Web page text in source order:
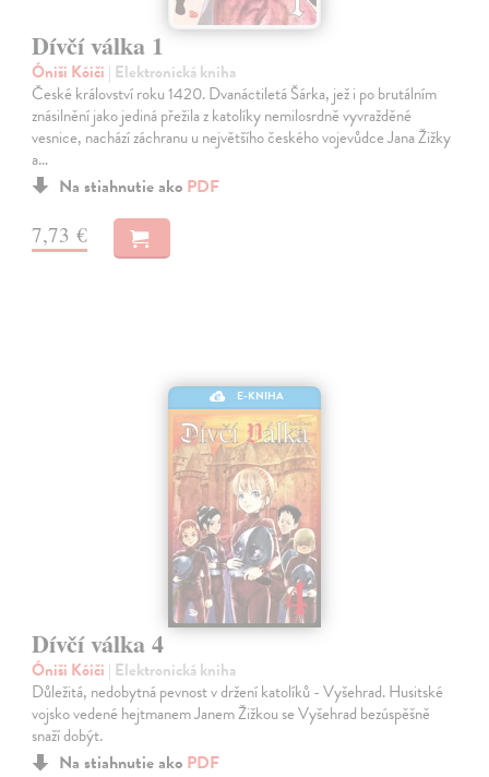
Dívčí válka 1
Óniši Kóiči | Elektronická kniha
České království roku 1420. Dvanáctiletá Šárka, jež i po brutálním
znásilnění jako jediná přežila z katolíky nemilosrdně vyvražděné
vesnice, nachází záchranu u největšího českého vojevůdce Jana Žižky
a…
Na stiahnutie ako PDF
7,73 €
E-KNIHA
Dívčí válka 4
Óniši Kóiči | Elektronická kniha
Důležitá, nedobytná pevnost v držení katolíků - Vyšehrad. Husitské
vojsko vedené hejtmanem Janem Žižkou se Vyšehrad bezúspěšně
snaží dobýt.
Na stiahnutie ako PDF